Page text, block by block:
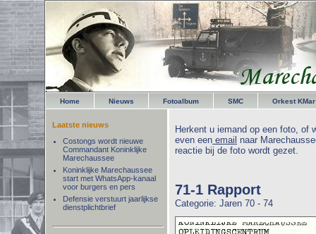
Home Nieuws Fotoalbum SMC Orkest KMar
Herkent u iemand op een foto, of
even een email naar
reactie bij de foto wordt gezet.
71-1 Rapport
Categorie: Jaren 70 - 74
Laatste nieuws
Costongs wordt nieuwe
Commandant Koninklijke
Marechaussee
Koninklijke Marechaussee
start met WhatsApp-kanaal
voor burgers en pers
Defensie verstuurt jaarlijkse
dienstplichtbrief